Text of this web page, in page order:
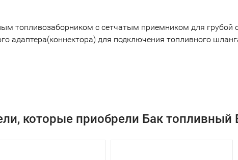
топливозаборником с сетчатым приемником для грубой
адаптера(коннектора) для подключения топливного
которые приобрели Бак топливный